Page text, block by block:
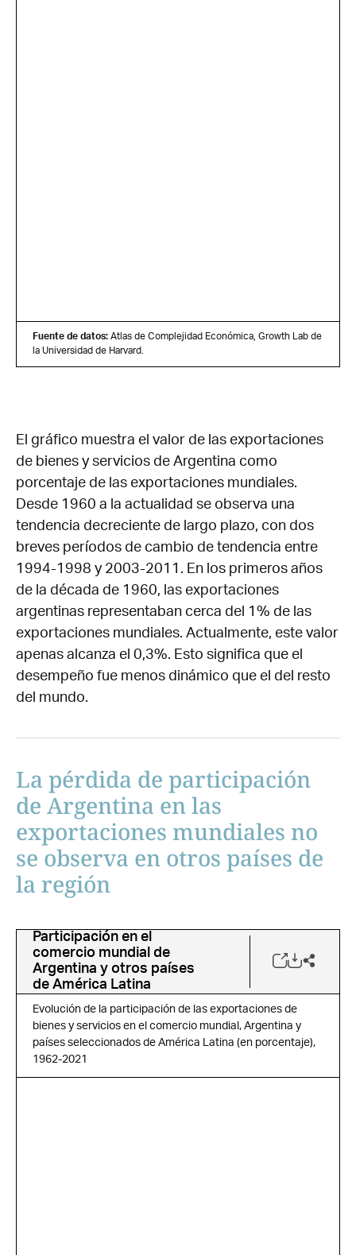
Fuente de datos: Atlas de Complejidad Económica, Growth Lab de
la Universidad de Harvard.
El gráfico muestra el valor de las exportaciones
de bienes y servicios de Argentina como
porcentaje de las exportaciones mundiales.
Desde 1960 a la actualidad se observa una
tendencia decreciente de largo plazo, con dos
breves períodos de cambio de tendencia entre
1994-1998 y 2003-2011. En los primeros años
de la década de 1960, las exportaciones
argentinas representaban cerca del 1% de las
exportaciones mundiales. Actualmente, este valor
apenas alcanza el 0,3%. Esto significa que el
desempeño fue menos dinámico que el del resto
del mundo.
La pérdida de participación
de Argentina en las
exportaciones mundiales no
se observa en otros países de
la región
Participación en el
comercio mundial de
Argentina y otros países
de América Latina
Evolución de la participación de las exportaciones de
bienes y servicios en el comercio mundial, Argentina y
países seleccionados de América Latina (en porcentaje),
1962-2021